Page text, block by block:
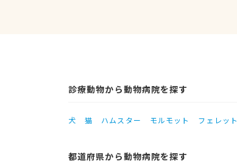
診療動物から動物病院を探す
犬 猫 ハムスター モルモット フェレット
都道府県から動物病院を探す